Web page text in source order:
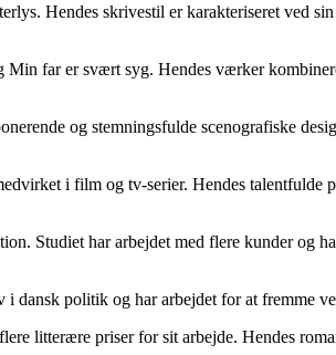
Hendes skrivestil er karakteriseret ved
Min far er svært syg. Hendes værker
og stemningsfulde scenografiske
i film og tv-serier. Hendes talentfulde
Studiet har arbejdet med flere kunder og
dansk politik og har arbejdet for at fremme
litterære priser for sit arbejde. Hendes